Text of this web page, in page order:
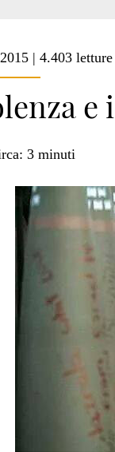
| 4.403 letture
3 minuti